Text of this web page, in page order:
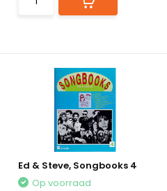
Ed & Steve, Songbooks 4
Op voorraad